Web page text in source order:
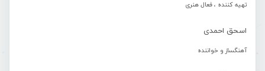
تهیه کننده ، فعال هنری
اسحق احمدی
آهنگساز و خواننده